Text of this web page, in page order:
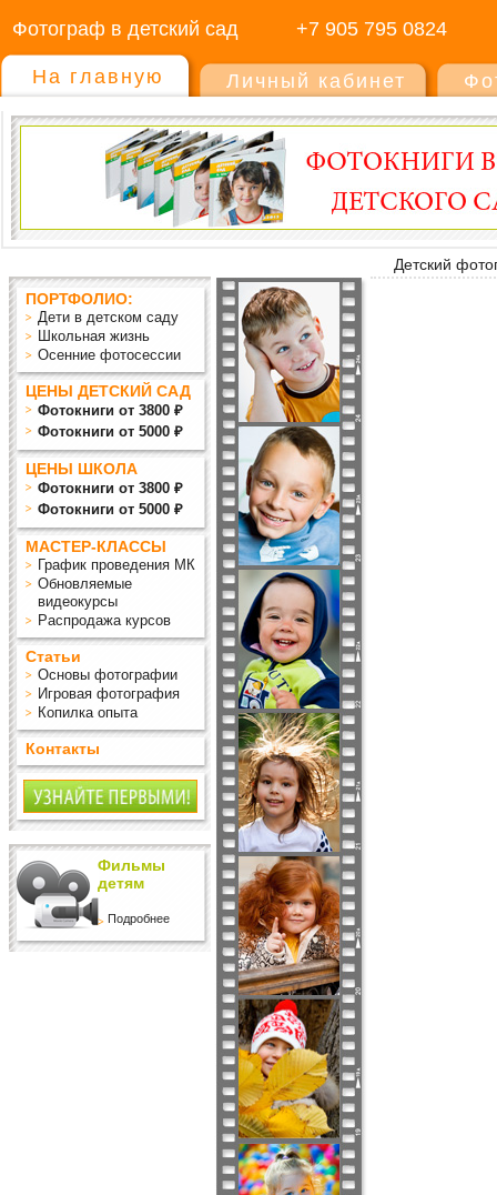
Фотограф в детский сад +7 905 795 0824
На главную Личный кабинет
Детский
ПОРТФОЛИО:
Дети в детском саду
Школьная жизнь
Осенние фотосессии
ЦЕНЫ ДЕТСКИЙ САД
Фотокниги от 3800 ₽
Фотокниги от 5000 ₽
ЦЕНЫ ШКОЛА
Фотокниги от 3800 ₽
Фотокниги от 5000 ₽
МАСТЕР-КЛАССЫ
График проведения МК
Обновляемые
видеокурсы
Распродажа курсов
Статьи
Основы фотографии
Игровая фотография
Копилка опыта
Контакты
Фильмы
детям
Подробнее